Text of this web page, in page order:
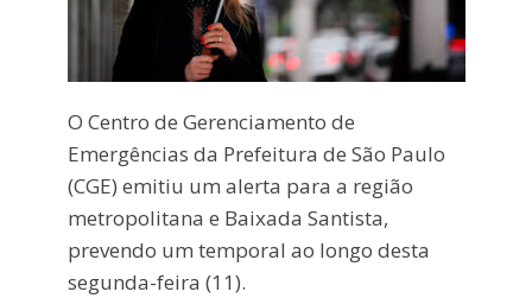
O Centro de Gerenciamento de
Emergências da Prefeitura de São Paulo
(CGE) emitiu um alerta para a região
metropolitana e Baixada Santista,
prevendo um temporal ao longo desta
segunda-feira (11).